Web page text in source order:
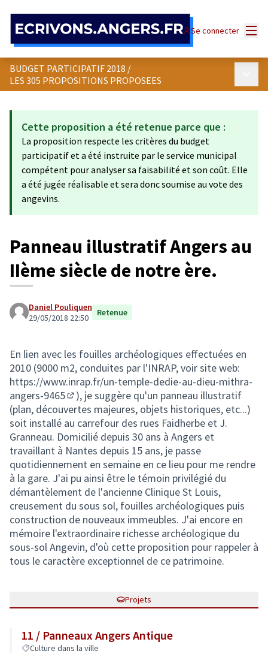
Se connecter
BUDGET PARTICIPATIF 2018 /
LES 305 PROPOSITIONS PROPOSEES
Cette proposition a été retenue parce que :
La proposition respecte les critères du budget
participatif et a été instruite par le service municipal
compétent pour analyser sa faisabilité et son coût. Elle
a été jugée réalisable et sera donc soumise au vote des
angevins.
Panneau illustratif Angers au
IIème siècle de notre ère.
Daniel Pouliquen
29/05/2018 22:50
Retenue
En lien avec les fouilles archéologiques effectuées en
2010 (9000 m2, conduites par l'INRAP, voir site web:
https://www.inrap.fr/un-temple-dedie-au-dieu-mithra-
angers-9465
(Lien externe)
), je suggère qu'un panneau illustratif
(plan, découvertes majeures, objets historiques, etc...)
soit installé au carrefour des rues Faidherbe et J.
Granneau. Domicilié depuis 30 ans à Angers et
travaillant à Nantes depuis 15 ans, je passe
quotidiennement en semaine en ce lieu pour me rendre
à la gare. J'ai pu ainsi être le témoin privilégié du
démantèlement de l'ancienne Clinique St Louis,
creusement du sous sol, fouilles archéologiques puis
construction de nouveaux immeubles. J'ai encore en
mémoire l'extraordinaire richesse archéologique du
sous-sol Angevin, d'où cette proposition pour rappeler à
tous le caractère exceptionnel de ce patrimoine.
Projets
11 / Panneaux Angers Antique
Culture dans la ville